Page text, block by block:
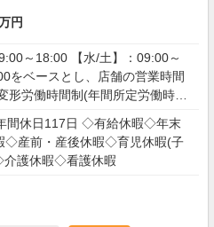
円
～18:00 【水/土】：09:00～
をベースとし、店舗の営業時間
労働時間制(年間所定労働時間
間休日117日 ◇有給休暇◇年末
◇産前・産後休暇◇育児休暇(子
護休暇◇看護休暇